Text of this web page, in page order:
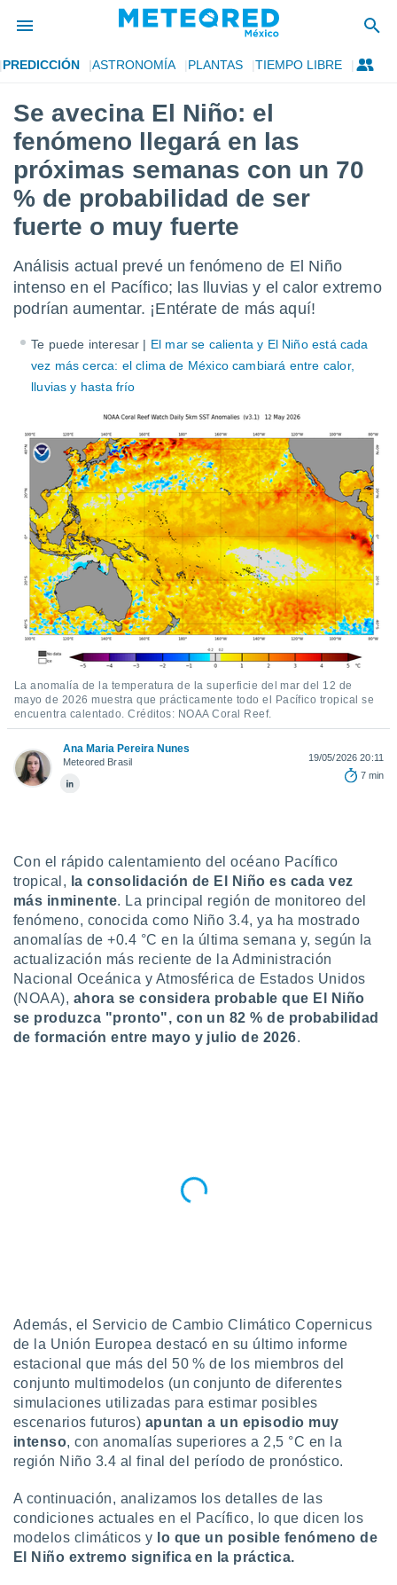
de
ha sido
para
la
se
calidad.
las
y
digital
basada
permite
seguir
contenido
coste.
botón
a la
la
todas
ya sean
nuestros
nos
y análisis
en
como
perfil
más
nuestra
y
de
disponible
el sitio
se
para
ni para
o
no
Puedes
ACEPTAR
CONTINUAR
CONFIGURACIÓN
PREDICCIÓN ASTRONOMÍA PLANTAS TIEMPO LIBRE
Se avecina El Niño: el
fenómeno llegará en las
próximas semanas con un 70
% de probabilidad de ser
fuerte o muy fuerte
Análisis actual prevé un fenómeno de El Niño
intenso en el Pacífico; las lluvias y el calor extremo
podrían aumentar. ¡Entérate de más aquí!
Te puede interesar | El mar se calienta y El Niño está cada
vez más cerca: el clima de México cambiará entre calor,
lluvias y hasta frío
La anomalía de la temperatura de la superficie del mar del 12 de
mayo de 2026 muestra que prácticamente todo el Pacífico tropical se
encuentra calentado. Créditos: NOAA Coral Reef.
Ana Maria Pereira Nunes
Meteored Brasil
19/05/2026 20:11
7 min
Con el rápido calentamiento del océano Pacífico
tropical, la consolidación de El Niño es cada vez
más inminente. La principal región de monitoreo del
fenómeno, conocida como Niño 3.4, ya ha mostrado
anomalías de +0.4 °C en la última semana y, según la
actualización más reciente de la Administración
Nacional Oceánica y Atmosférica de Estados Unidos
(NOAA), ahora se considera probable que El Niño
se produzca "pronto", con un 82 % de probabilidad
de formación entre mayo y julio de 2026.
Además, el Servicio de Cambio Climático Copernicus
de la Unión Europea destacó en su último informe
estacional que más del 50 % de los miembros del
conjunto multimodelos (un conjunto de diferentes
simulaciones utilizadas para estimar posibles
escenarios futuros) apuntan a un episodio muy
intenso, con anomalías superiores a 2,5 °C en la
región Niño 3.4 al final del período de pronóstico.
A continuación, analizamos los detalles de las
condiciones actuales en el Pacífico, lo que dicen los
modelos climáticos y lo que un posible fenómeno de
El Niño extremo significa en la práctica.